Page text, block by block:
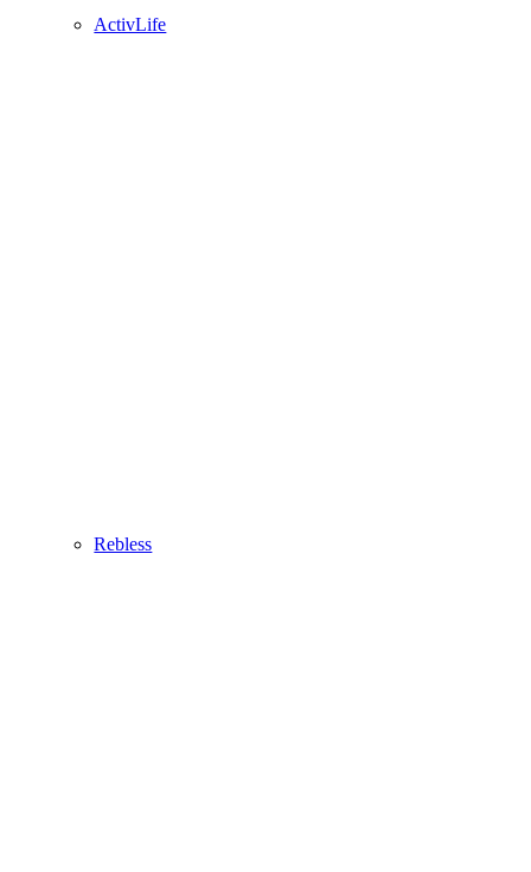
ActivLife
Rebless